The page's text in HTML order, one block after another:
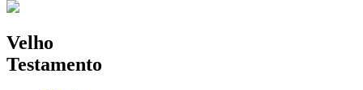
Velho
Testamento